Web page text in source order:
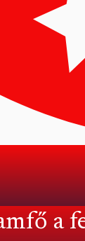
a